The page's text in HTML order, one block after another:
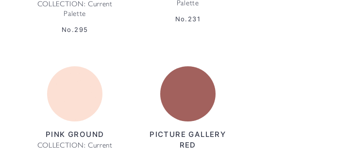
COLLECTION: Current
Palette
No.295
Palette
No.231
PINK GROUND
COLLECTION: Current
PICTURE GALLERY
RED